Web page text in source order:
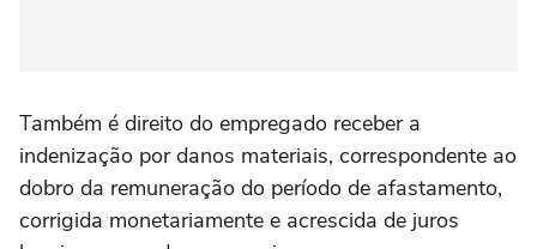
Também é direito do empregado receber a
indenização por danos materiais, correspondente ao
dobro da remuneração do período de afastamento,
corrigida monetariamente e acrescida de juros